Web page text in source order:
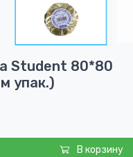
Student 80*80
упак.)
В корзину